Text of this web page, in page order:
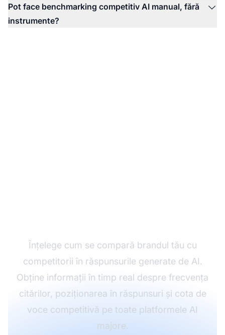
Pot face benchmarking competitiv AI manual, fără
instrumente?
Înțelege cum se compară brandul tău cu
competitorii în răspunsurile generate de AI.
Obține informații în timp real despre frecvența
citărilor, poziționarea în răspunsuri și cota de
voce competitivă pe toate platformele AI
majore.